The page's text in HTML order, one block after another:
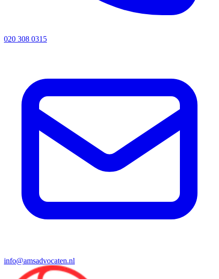
020 308 0315
info@amsadvocaten.nl